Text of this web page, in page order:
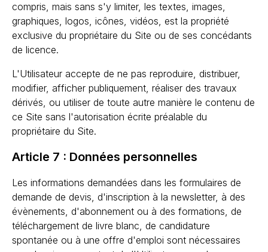
compris, mais sans s'y limiter, les textes, images,
graphiques, logos, icônes, vidéos, est la propriété
exclusive du propriétaire du Site ou de ses concédants
de licence.
L'Utilisateur accepte de ne pas reproduire, distribuer,
modifier, afficher publiquement, réaliser des travaux
dérivés, ou utiliser de toute autre manière le contenu de
ce Site sans l'autorisation écrite préalable du
propriétaire du Site.
Article 7 : Données personnelles
Les informations demandées dans les formulaires de
demande de devis, d'inscription à la newsletter, à des
évènements, d'abonnement ou à des formations, de
téléchargement de livre blanc, de candidature
spontanée ou à une offre d'emploi sont nécessaires